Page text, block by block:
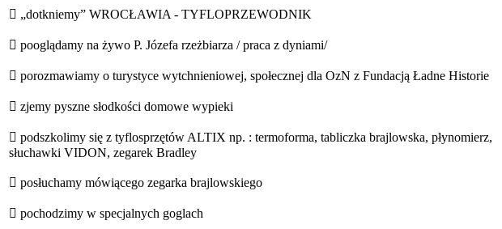
 „dotkniemy” WROCŁAWIA - TYFLOPRZEWODNIK
 pooglądamy na żywo P. Józefa rzeżbiarza / praca z dyniami/
 porozmawiamy o turystyce wytchnieniowej, społecznej dla OzN z Fundacją Ładne Historie
 zjemy pyszne słodkości domowe wypieki
 podszkolimy się z tyflosprzętów ALTIX np. : termoforma, tabliczka brajlowska, płynomierz,
słuchawki VIDON, zegarek Bradley
 posłuchamy mówiącego zegarka brajlowskiego
 pochodzimy w specjalnych goglach